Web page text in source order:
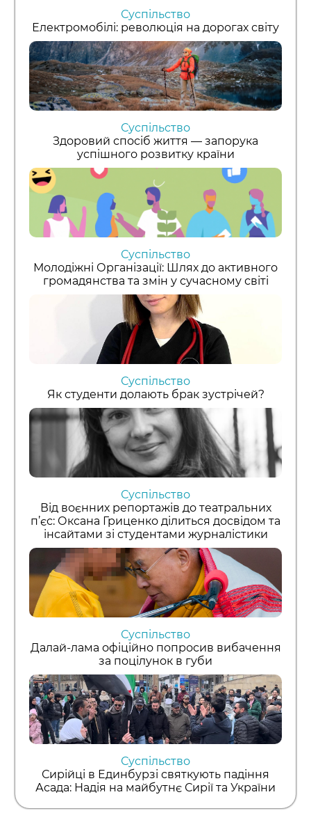
Суспільство
Електромобілі: революція на дорогах світу
Суспільство
Здоровий спосіб життя — запорука
успішного розвитку країни
Суспільство
Молодіжні Організації: Шлях до активного
громадянства та змін у сучасному світі
Суспільство
Як студенти долають брак зустрічей?
Суспільство
Від воєнних репортажів до театральних
п’єс: Оксана Гриценко ділиться досвідом та
інсайтами зі студентами журналістики
Суспільство
Далай-лама офіційно попросив вибачення
за поцілунок в губи
Суспільство
Сирійці в Единбурзі святкують падіння
Асада: Надія на майбутнє Сирії та України